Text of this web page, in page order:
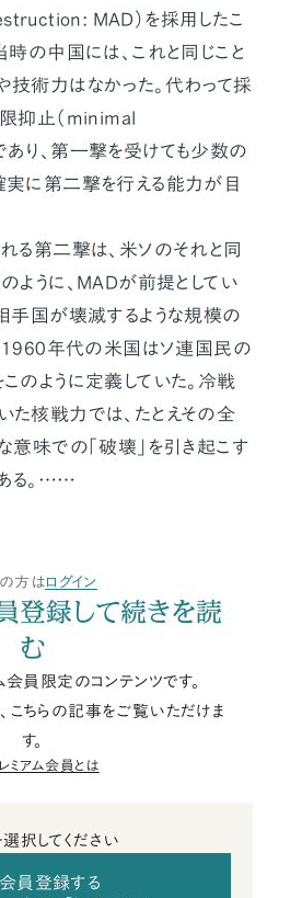
MAD）を採用したこ
時の中国には、これと同じこと
技術力はなかった。代わって採
限抑止（minimal
り、第一撃を受けても少数の
実に第二撃を行える能力が目
る第二撃は、米ソのそれと同
ように、MADが前提としてい
手国が壊滅するような規模の
年代の米国はソ連国民の
のように定義していた。冷戦
た核戦力では、たとえその全
意味での「破壊」を引き起こす
る。……
方はログイン
登録して続きを読
む
会員限定のコンテンツです。
こちらの記事をご覧いただけま
す。
ミアム会員とは
選択してください
員登録する